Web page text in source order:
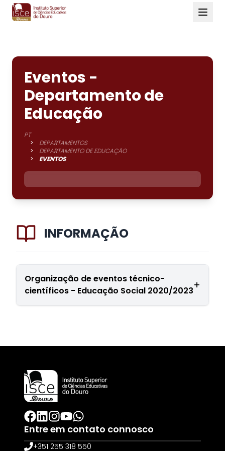
Eventos -
Departamento de
Educação
PT
>
DEPARTAMENTOS
>
DEPARTAMENTO DE EDUCAÇÃO
>
EVENTOS
INFORMAÇÃO
Organização de eventos técnico-
científicos - Educação Social 2020/2023+
2021.pdf) foram realizadas as seguintes
atividades que permitiram uma ligação à
intervenção dos educadores sociais: (1) Aula
Aberta online “Responsabilidade social dos
contextos de desporto: atletas e cidadãos na
construção de sociedades inclusivas”; (2) Ação
de Curta Duração (ACD): “Metodologias Ativas –
Entre em contato connosco
+351 255 318 550